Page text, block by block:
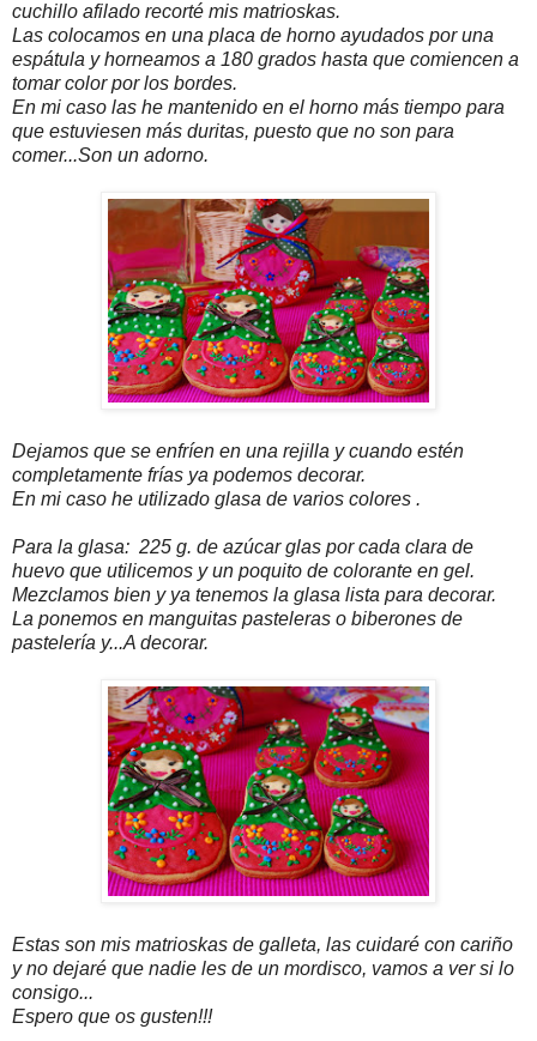
cuchillo afilado recorté mis matrioskas.
Las colocamos en una placa de horno ayudados por una
espátula y horneamos a 180 grados hasta que comiencen a
tomar color por los bordes.
En mi caso las he mantenido en el horno más tiempo para
que estuviesen más duritas, puesto que no son para
comer...Son un adorno.
Dejamos que se enfríen en una rejilla y cuando estén
completamente frías ya podemos decorar.
En mi caso he utilizado glasa de varios colores .
Para la glasa: 225 g. de azúcar glas por cada clara de
huevo que utilicemos y un poquito de colorante en gel.
Mezclamos bien y ya tenemos la glasa lista para decorar.
La ponemos en manguitas pasteleras o biberones de
pastelería y...A decorar.
Estas son mis matrioskas de galleta, las cuidaré con cariño
y no dejaré que nadie les de un mordisco, vamos a ver si lo
consigo...
Espero que os gusten!!!